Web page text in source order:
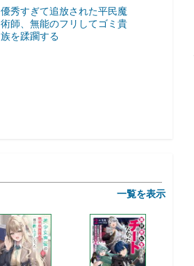
優秀すぎて追放された平民魔
術師、無能のフリしてゴミ貴
族を蹂躙する
一覧を表示